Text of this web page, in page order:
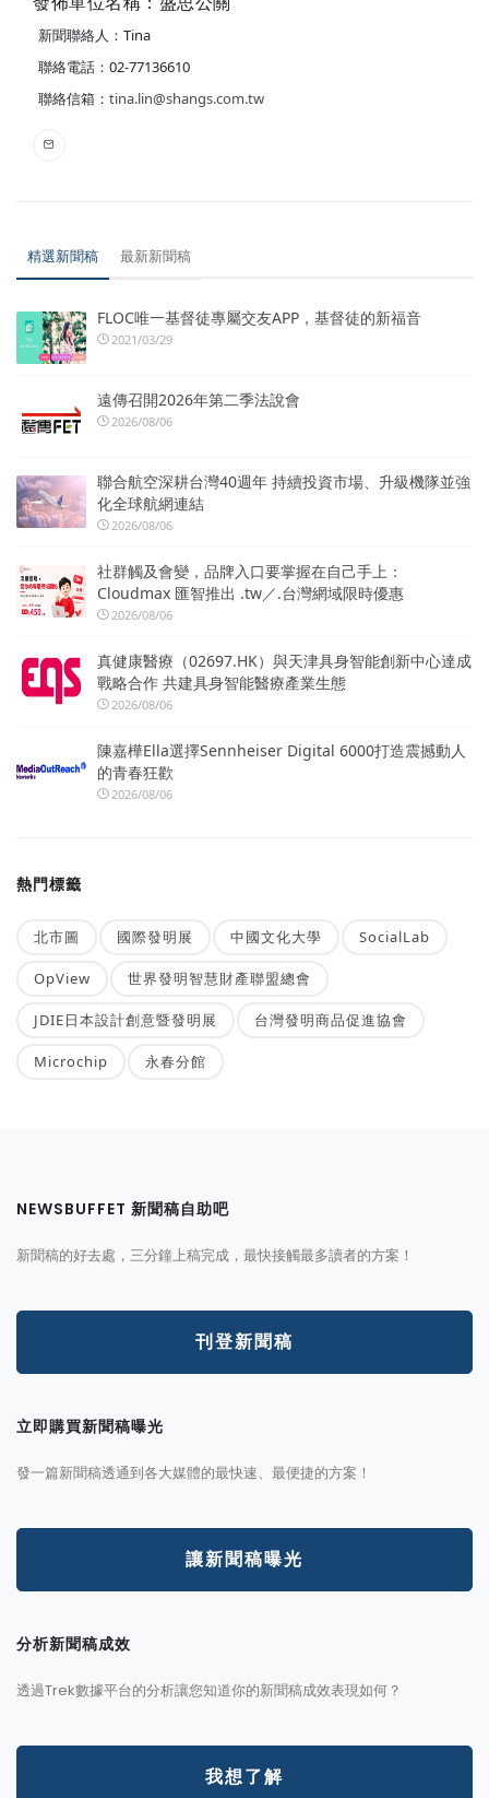
新聞聯絡人：Tina
聯絡電話：02-77136610
聯絡信箱： tina.lin@shangs.com.tw
精選新聞稿 最新新聞稿
FLOC唯一基督徒專屬交友APP，基督徒的新福音
2021/03/29
遠傳召開2026年第二季法說會
2026/08/06
聯合航空深耕台灣40週年 持續投資市場、升級機隊並強
化全球航網連結
2026/08/06
社群觸及會變，品牌入口要掌握在自己手上：
Cloudmax 匯智推出 .tw／.台灣網域限時優惠
2026/08/06
真健康醫療（02697.HK）與天津具身智能創新中心達成
戰略合作 共建具身智能醫療產業生態
2026/08/06
陳嘉樺Ella選擇Sennheiser Digital 6000打造震撼動人
的青春狂歡
2026/08/06
熱門標籤
北市圖 國際發明展 中國文化大學 SocialLab
OpView 世界發明智慧財產聯盟總會
JDIE日本設計創意暨發明展 台灣發明商品促進協會
Microchip 永春分館
NEWSBUFFET 新聞稿自助吧
新聞稿的好去處，三分鐘上稿完成，最快接觸最多讀者的方案！
刊登新聞稿
立即購買新聞稿曝光
發一篇新聞稿透通到各大媒體的最快速、最便捷的方案！
讓新聞稿曝光
分析新聞稿成效
透過Trek數據平台的分析讓您知道你的新聞稿成效表現如何？
我想了解